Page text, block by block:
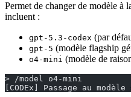
Permet de changer de modèle à
incluent :
gpt-5.3-codex (par
gpt-5 (modèle flagship
o4-mini (modèle de
> /model o4-mini
[CODEx] Passage au